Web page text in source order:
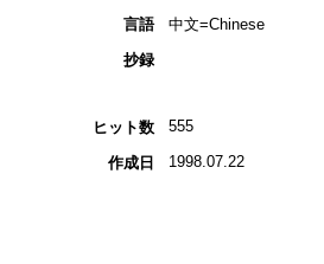
言語
中文=Chinese
抄録
ヒット数 555
作成日 1998.07.22